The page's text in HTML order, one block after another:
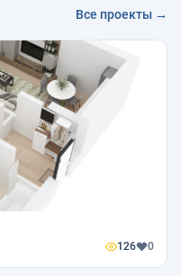
Все проекты →
126 0